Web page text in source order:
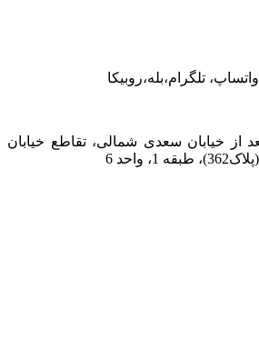
تلگرام،بله،روبیکا
از خیابان سعدی شمالی، تقاطع خیابان
واحد 6